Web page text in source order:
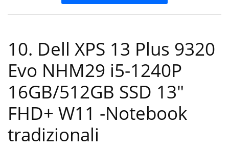
10. Dell XPS 13 Plus 9320
Evo NHM29 i5-1240P
16GB/512GB SSD 13″
FHD+ W11 -Notebook
tradizionali